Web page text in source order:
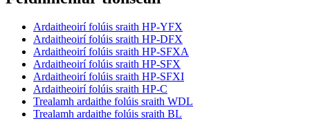
Ardaitheoirí folúis sraith HP-YFX
Ardaitheoirí folúis sraith HP-DFX
Ardaitheoirí folúis sraith HP-SFXA
Ardaitheoirí folúis sraith HP-SFX
Ardaitheoirí folúis sraith HP-SFXI
Ardaitheoirí folúis sraith HP-C
Trealamh ardaithe folúis sraith WDL
Trealamh ardaithe folúis sraith BL